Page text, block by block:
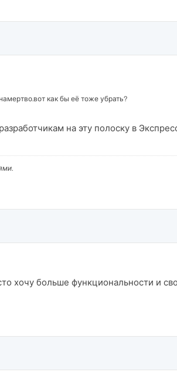
как бы её тоже убрать?
на эту полоску в
хочу больше функциональности и